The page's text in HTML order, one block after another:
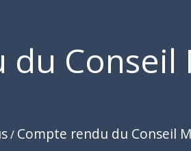
/ Compte rendu du Conseil